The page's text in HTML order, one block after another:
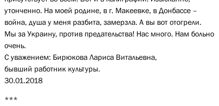
утонченно. На моей родине, в г. Макеевке, в Донбассе –
война, душа у меня разбита, замерзла. А вы вот отогрели.
Мы за Украину, против предательства! Нас много. Нам больно
очень.
С уважением: Бирюкова Лариса Витальевна,
бывший работник культуры.
30.01.2018
***